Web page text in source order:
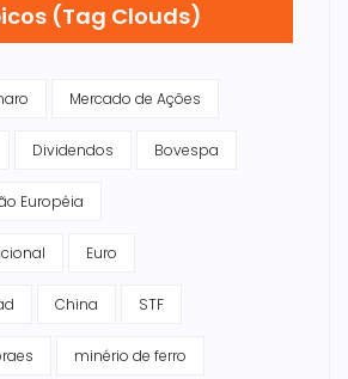
(Tag Clouds)
Mercado de Ações
Dividendos Bovespa
Européia
Euro
China STF
minério de ferro